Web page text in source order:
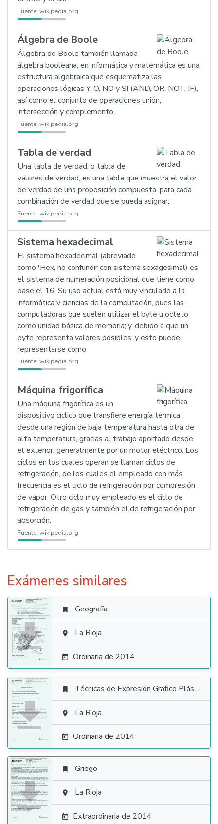
Fuente: wikipedia.org
Álgebra de Boole
Álgebra de Boole también llamada
álgebra booleana, en informática y matemática es una
estructura algebraica que esquematiza las
operaciones lógicas Y, O, NO y SI (AND, OR, NOT, IF),
así como el conjunto de operaciones unión,
intersección y complemento.
Fuente: wikipedia.org
Tabla de verdad
Una tabla de verdad, o tabla de
valores de verdad, es una tabla que muestra el valor
de verdad de una proposición compuesta, para cada
combinación de verdad que se pueda asignar.
Fuente: wikipedia.org
Sistema hexadecimal
El sistema hexadecimal (abreviado
como 'Hex, no confundir con sistema sexagesimal) es
el sistema de numeración posicional que tiene como
base el 16. Su uso actual está muy vinculado a la
informática y ciencias de la computación, pues las
computadoras que suelen utilizar el byte u octeto
como unidad básica de memoria; y, debido a que un
byte representa valores posibles, y esto puede
representarse como.
Fuente: wikipedia.org
Máquina frigorífica
Una máquina frigorífica es un
dispositivo cíclico que transfiere energía térmica
desde una región de baja temperatura hasta otra de
alta temperatura, gracias al trabajo aportado desde
el exterior, generalmente por un motor eléctrico. Los
ciclos en los cuales operan se llaman ciclos de
refrigeración, de los cuales el empleado con más
frecuencia es el ciclo de refrigeración por compresión
de vapor. Otro ciclo muy empleado es el ciclo de
refrigeración de gas y también el de refrigeración por
absorción.
Fuente: wikipedia.org
Exámenes similares

 Geografía
 La Rioja
 Ordinaria de 2014

 Técnicas de Expresión Gráfico Plástica
 La Rioja
 Ordinaria de 2014

 Griego
 La Rioja
 Extraordinaria de 2014